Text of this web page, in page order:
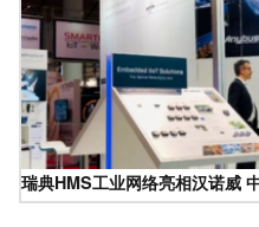
瑞典HMS工业网络亮相汉诺威